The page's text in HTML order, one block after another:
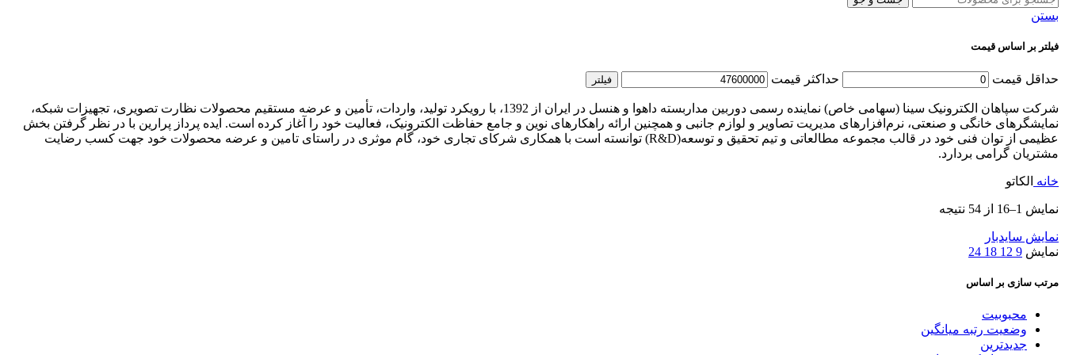
بستن
فیلتر بر اساس قیمت
حداقل قیمت حداکثر قیمت فیلتر
شرکت سپاهان الکترونیک سینا (سهامی خاص) نماینده رسمی دوربین مداربسته داهوا و هنسل در ایران از 1392، با رویکرد تولید، واردات، تأمین و عرضه مستقیم محصولات نظارت تصویری، تجهیزات شبکه،
نمایشگرهای خانگی و صنعتی، نرم‌افزار‌های مدیریت تصاویر و لوازم جانبی و همچنین ارائه راهکارهای نوین و جامع حفاظت الکترونیک، فعالیت خود را آغاز کرده است. ایده پرداز پرارین با در نظر گرفتن بخش
عظیمی از توان فنی خود در قالب مجموعه مطالعاتی و تیم تحقیق و توسعه(R&D) توانسته است با همکاری شرکای تجاری خود، گام موثری در راستای تامین و عرضه محصولات خود جهت کسب رضایت
مشتریان گرامی بردارد.
خانه الکاتو
نمایش 1–16 از 54 نتیجه
نمایش سایدبار
نمایش 9
12
18
24
مرتب سازی بر اساس
محبوبیت
وضعیت رتبه میانگین
جدیدترین